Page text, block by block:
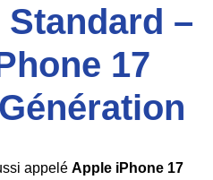
–
17
appelé Apple iPhone 17